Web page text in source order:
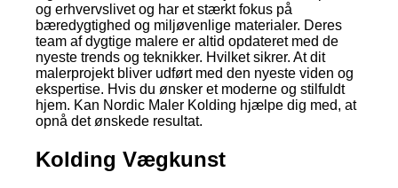
og erhvervslivet og har et stærkt fokus på
bæredygtighed og miljøvenlige materialer. Deres
team af dygtige malere er altid opdateret med de
nyeste trends og teknikker. Hvilket sikrer. At dit
malerprojekt bliver udført med den nyeste viden og
ekspertise. Hvis du ønsker et moderne og stilfuldt
hjem. Kan Nordic Maler Kolding hjælpe dig med, at
opnå det ønskede resultat.
Kolding Vægkunst